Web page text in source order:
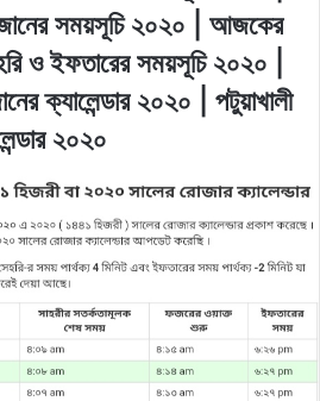
সময়সূচি ২০২০ | আজকের
ও ইফতারের সময়সূচি ২০২০ |
ক্যালেন্ডার ২০২০ | পটুয়াখালী
ক্যালেন্ডার ২০২০